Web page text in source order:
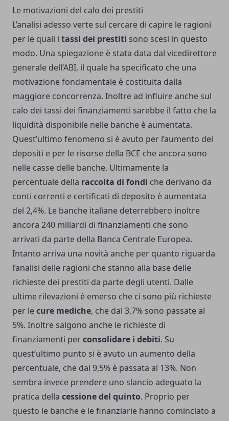
Le motivazioni del calo dei prestiti
L’analisi adesso verte sul cercare di capire le ragioni
per le quali i tassi dei prestiti sono scesi in questo
modo. Una spiegazione è stata data dal vicedirettore
generale dell’ABI, il quale ha specificato che una
motivazione fondamentale è costituita dalla
maggiore concorrenza. Inoltre ad influire anche sul
calo dei tassi dei finanziamenti sarebbe il fatto che la
liquidità disponibile nelle banche è aumentata.
Quest’ultimo fenomeno si è avuto per l’aumento dei
depositi e per le risorse della BCE che ancora sono
nelle casse delle banche. Ultimamente la
percentuale della raccolta di fondi che derivano da
conti correnti e certificati di deposito è aumentata
del 2,4%. Le banche italiane deterrebbero inoltre
ancora 240 miliardi di finanziamenti che sono
arrivati da parte della Banca Centrale Europea.
Intanto arriva una novità anche per quanto riguarda
l’analisi delle ragioni che stanno alla base delle
richieste dei prestiti da parte degli utenti. Dalle
ultime rilevazioni è emerso che ci sono più richieste
per lecure mediche, che dal 3,7% sono passate al
5%. Inoltre salgono anche le richieste di
finanziamenti perconsolidare i debiti. Su
quest’ultimo punto si è avuto un aumento della
percentuale, che dal 9,5% è passata al 13%. Non
sembra invece prendere uno slancio adeguato la
pratica della cessione del quinto. Proprio per
questo le banche e le finanziarie hanno cominciato a